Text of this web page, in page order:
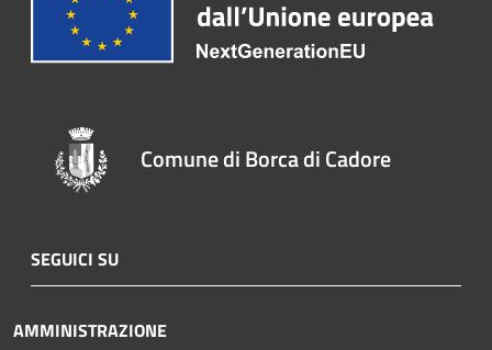
Comune di Borca di Cadore
SEGUICI SU
AMMINISTRAZIONE